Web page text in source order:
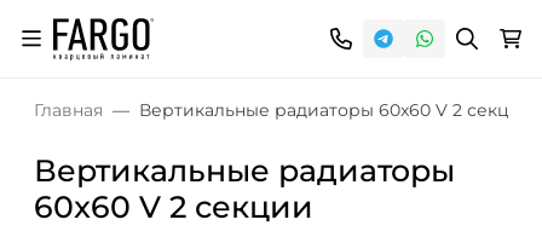
Главная Вертикальные радиаторы 60x60 V 2 секции
Вертикальные радиаторы
60x60 V 2 секции